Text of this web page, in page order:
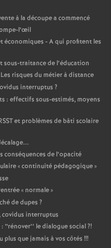
à la découpe a commencé
l’œil
économiques - A qui profitent les
sous-traitance de l’éducation
risques du métier à distance
interruptus ?
: effectifs sous-estimés, moyens
et problèmes de bâti scolaire
conséquences de l’opacité
«continuité pédagogique»
« normale»
de dupes ?
covidus interruptus
le dialogue social?!
plus que jamais à vos côtés !!!